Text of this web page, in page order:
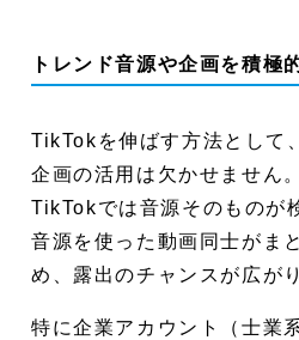
トレンド音源や企画を積極
TikTokを伸ばす方法として
企画の活用は欠かせません。
TikTokでは音源そのものが
音源を使った動画同士がま
め、露出のチャンスが広が
特に企業アカウント（士業